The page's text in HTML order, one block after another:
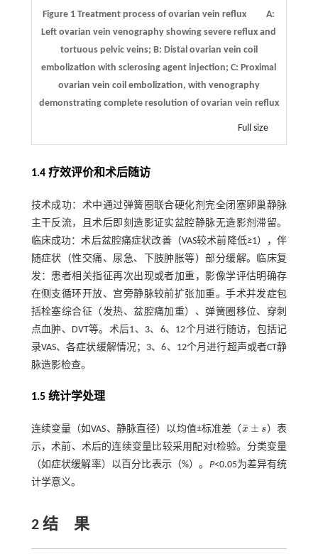
Figure 1Treatment process of ovarian vein reflux A:
Left ovarian vein venography showing severe reflux and
tortuous pelvic veins; B: Distal ovarian vein coil
embolization with sclerosing agent injection; C: Proximal
ovarian vein coil embolization, with venography
demonstrating complete resolution of ovarian vein reflux
Full size
1.4 疗效评价和术后随访
技术成功：术中通过弹簧圈联合硬化剂完全闭塞卵巢静脉
主干反流，且术后即刻造影证实盆腔静脉无造影剂滞留。
临床成功：术后盆腔痛症状改善（VAS较术前降低≥1），伴
随症状（性交痛、尿急、下肢肿胀等）部分缓解。临床复
发：患者相关指征再次出现或者加重，影像学评估明确存
在侧支循环开放、宫旁静脉较前扩张加重。手术并发症包
括栓塞综合征（发热、盆腔痛加重）、弹簧圈移位、穿刺
点血肿、DVT等。术后1、3、6、12个月进行随访，包括记
录VAS、各症状缓解情况；3、6、12个月进行超声或者CT静
脉造影检查。
1.5 统计学处理
连续变量（如VAS、静脉直径）以均值±标准差（x
¯ ± s
x¯ ±s
）表
示，术前、术后的连续变量比较采用配对t检验。分类变量
（如症状缓解率）以百分比表示（%）。 P<0.05为差异有统
计学意义。
2 结 果